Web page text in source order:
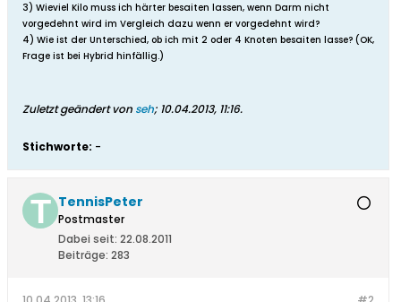
3) Wieviel Kilo muss ich härter besaiten lassen, wenn Darm nicht
vorgedehnt wird im Vergleich dazu wenn er vorgedehnt wird?
4) Wie ist der Unterschied, ob ich mit 2 oder 4 Knoten besaiten lasse? (OK,
Frage ist bei Hybrid hinfällig.)
Zuletzt geändert von seh; 10.04.2013, 11:16.
Stichworte: -
TennisPeter
Postmaster
Dabei seit: 22.08.2011
Beiträge: 283